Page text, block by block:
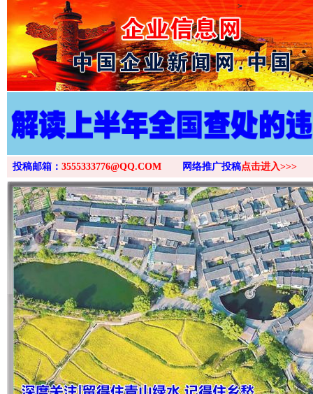
>
投稿邮箱： 3555333776@QQ.COM 网络推广投稿点击进入>>>